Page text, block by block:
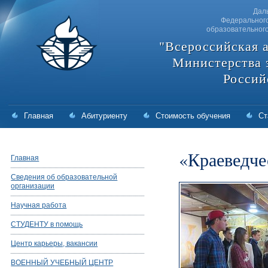
"Всероссийская
Министерства
Главная Абитуриенту Стоимость обучения
Главная
Сведения об образовательной
организации
Научная работа
СТУДЕНТУ в помощь
Центр карьеры, вакансии
ВОЕННЫЙ УЧЕБНЫЙ ЦЕНТР